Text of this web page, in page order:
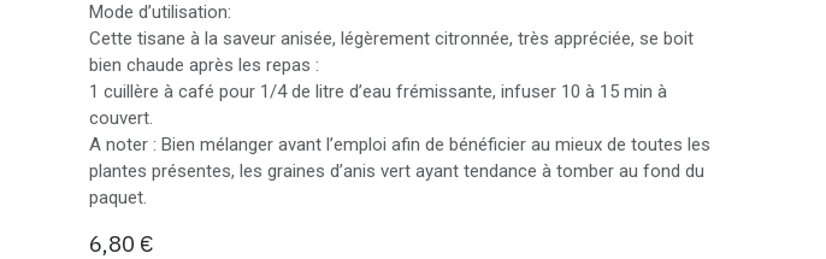
Mode d’utilisation:
Cette tisane à la saveur anisée, légèrement citronnée, très appréciée, se boit
bien chaude après les repas :
1 cuillère à café pour 1/4 de litre d’eau frémissante, infuser 10 à 15 min à
couvert.
A noter : Bien mélanger avant l’emploi afin de bénéficier au mieux de toutes les
plantes présentes, les graines d’anis vert ayant tendance à tomber au fond du
paquet.
6,80 €